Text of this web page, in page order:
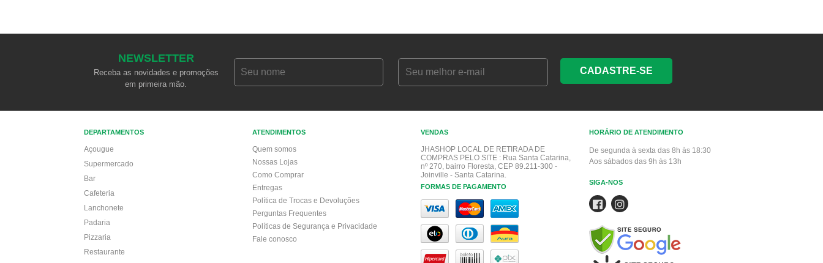
NEWSLETTER
Receba as novidades e promoções
em primeira mão.
CADASTRE-SE
DEPARTAMENTOS
Açougue
Supermercado
Bar
Cafeteria
Lanchonete
Padaria
Pizzaria
Restaurante
ATENDIMENTOS
Quem somos
Nossas Lojas
Como Comprar
Entregas
Política de Trocas e Devoluções
Perguntas Frequentes
Políticas de Segurança e Privacidade
Fale conosco
VENDAS
JHASHOP LOCAL DE RETIRADA DE
COMPRAS PELO SITE : Rua Santa Catarina,
nº 270, bairro Floresta, CEP 89.211-300 -
Joinville - Santa Catarina.
FORMAS DE PAGAMENTO
HORÁRIO DE ATENDIMENTO
De segunda à sexta das 8h às 18:30
Aos sábados das 9h às 13h
SIGA-NOS